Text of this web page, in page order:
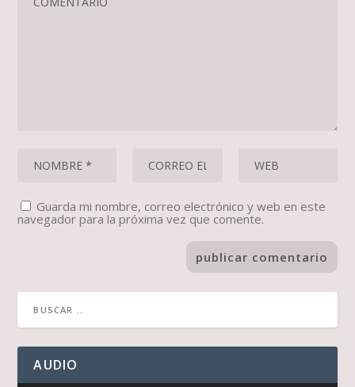
Guarda mi nombre, correo electrónico y web en este
navegador para la próxima vez que comente.
AUDIO